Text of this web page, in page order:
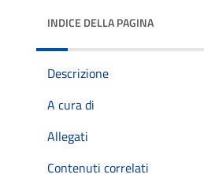
INDICE DELLA PAGINA
Descrizione
A cura di
Allegati
Contenuti correlati